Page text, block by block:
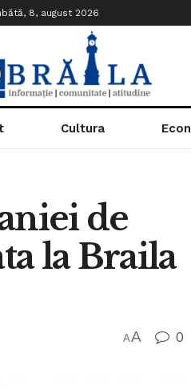
8, august 2026
Cultura
de
la Braila
AA 0